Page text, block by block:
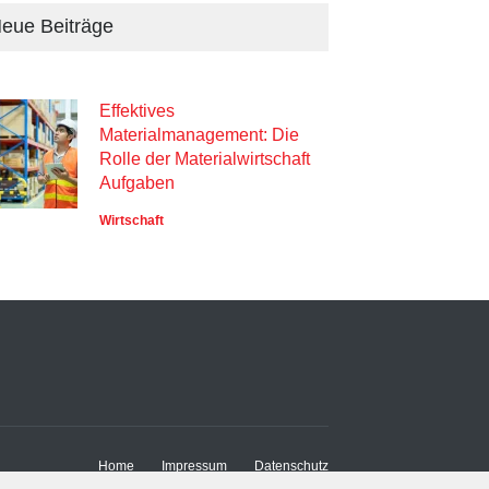
Beiträge
Effektives
Materialmanagement: Die
Rolle der Materialwirtschaft
Aufgaben
Wirtschaft
Home Impressum Datenschutz